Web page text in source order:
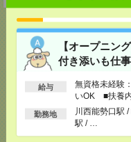
【オープニン
付き添いも仕
給与
無資格未経験
いOK ■扶養
以上
勤務地
川西能勢口駅
駅 / …
気になる！